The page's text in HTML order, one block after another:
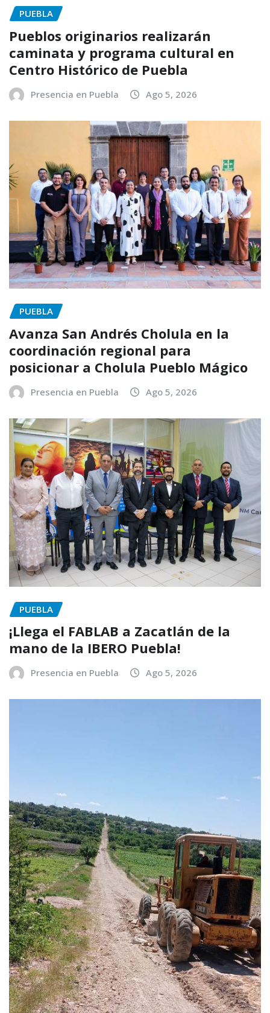
PUEBLA
Pueblos originarios realizarán
caminata y programa cultural en
Centro Histórico de Puebla
Presencia en Puebla Ago 5, 2026
PUEBLA
Avanza San Andrés Cholula en la
coordinación regional para
posicionar a Cholula Pueblo Mágico
Presencia en Puebla Ago 5, 2026
PUEBLA
¡Llega el FABLAB a Zacatlán de la
mano de la IBERO Puebla!
Presencia en Puebla Ago 5, 2026